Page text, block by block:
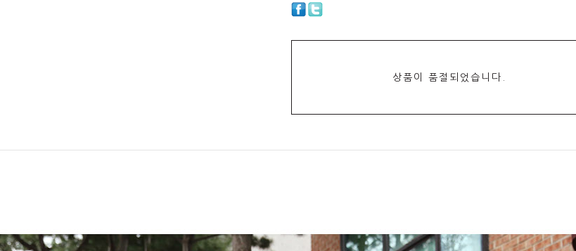
상품이 품절되었습니다.